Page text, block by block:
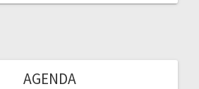
AGENDA